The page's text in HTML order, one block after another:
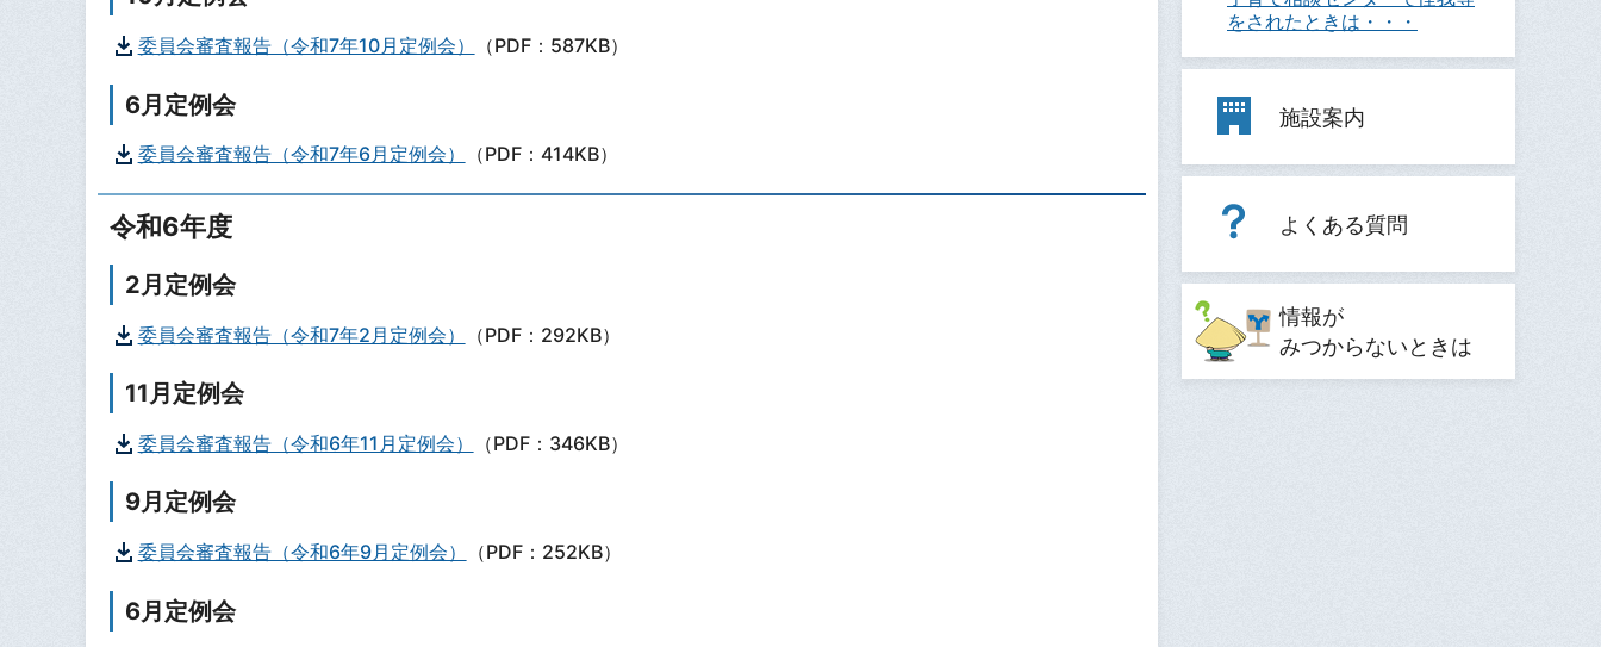
委員会審査報告（令和7年10月定例会） （PDF：587KB）
6月定例会
委員会審査報告（令和7年6月定例会） （PDF：414KB）
令和6年度
2月定例会
委員会審査報告（令和7年2月定例会） （PDF：292KB）
11月定例会
委員会審査報告（令和6年11月定例会） （PDF：346KB）
9月定例会
委員会審査報告（令和6年9月定例会） （PDF：252KB）
6月定例会
をされたときは・・・
施設案内
よくある質問
情報が
みつからないときは